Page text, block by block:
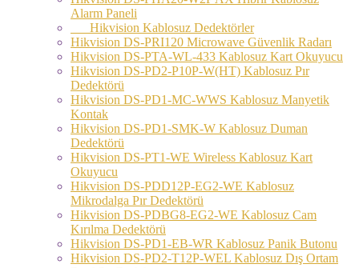
Alarm Paneli
Hikvision Kablosuz Dedektörler
Hikvision DS-PRI120 Microwave Güvenlik Radarı
Hikvision DS-PTA-WL-433 Kablosuz Kart Okuyucu
Hikvision DS-PD2-P10P-W(HT) Kablosuz Pır
Dedektörü
Hikvision DS-PD1-MC-WWS Kablosuz Manyetik
Kontak
Hikvision DS-PD1-SMK-W Kablosuz Duman
Dedektörü
Hikvision DS-PT1-WE Wireless Kablosuz Kart
Okuyucu
Hikvision DS-PDD12P-EG2-WE Kablosuz
Mikrodalga Pır Dedektörü
Hikvision DS-PDBG8-EG2-WE Kablosuz Cam
Kırılma Dedektörü
Hikvision DS-PD1-EB-WR Kablosuz Panik Butonu
Hikvision DS-PD2-T12P-WEL Kablosuz Dış Ortam